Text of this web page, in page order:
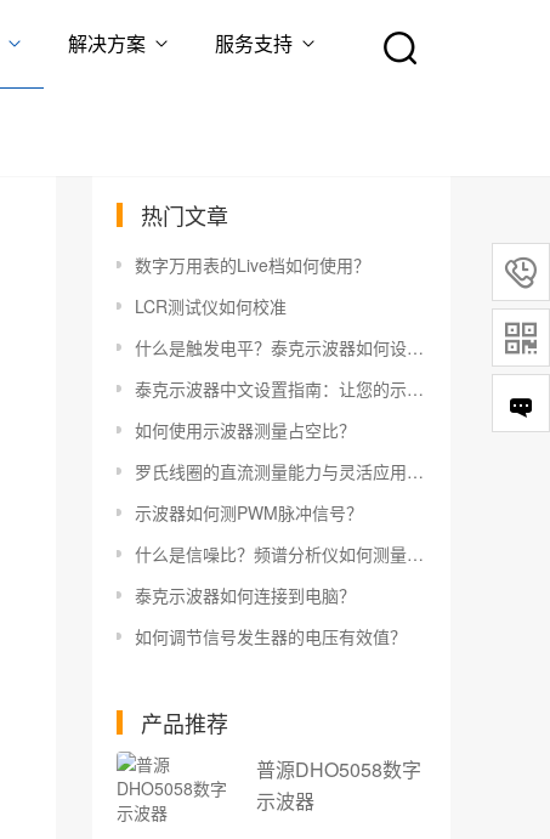
解决方案 服务支持
热门文章
数字万用表的Live档如何使用？
LCR测试仪如何校准
什么是触发电平？泰克示波器如何设置触发电平？
泰克示波器中文设置指南：让您的示波器更易于使用
如何使用示波器测量占空比？
罗氏线圈的直流测量能力与灵活应用指南
示波器如何测PWM脉冲信号？
什么是信噪比？频谱分析仪如何测量信噪比？
泰克示波器如何连接到电脑？
如何调节信号发生器的电压有效值？
产品推荐
普源DHO5058数字
示波器

